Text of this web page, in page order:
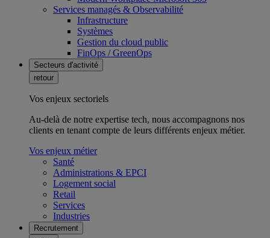
Services managés & Observabilité
Infrastructure
Systèmes
Gestion du cloud public
FinOps / GreenOps
Secteurs d'activité
retour
Vos enjeux sectoriels
Au-delà de notre expertise tech, nous accompagnons nos
clients en tenant compte de leurs différents enjeux métier.
Vos enjeux métier
Santé
Administrations & EPCI
Logement social
Retail
Services
Industries
Recrutement